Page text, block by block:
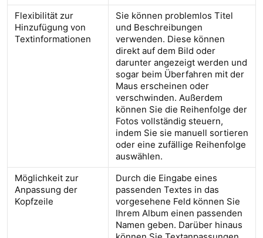
Flexibilität zur
Hinzufügung von
Textinformationen
Sie können problemlos Titel
und Beschreibungen
verwenden. Diese können
direkt auf dem Bild oder
darunter angezeigt werden und
sogar beim Überfahren mit der
Maus erscheinen oder
verschwinden. Außerdem
können Sie die Reihenfolge der
Fotos vollständig steuern,
indem Sie sie manuell sortieren
oder eine zufällige Reihenfolge
auswählen.
Möglichkeit zur
Anpassung der
Kopfzeile
Durch die Eingabe eines
passenden Textes in das
vorgesehene Feld können Sie
Ihrem Album einen passenden
Namen geben. Darüber hinaus